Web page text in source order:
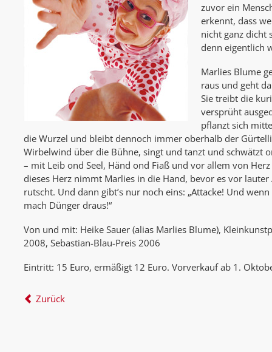
zuvor ein
erkennt, dass
nicht ganz dicht
denn eigentlich
Marlies Blume
raus und geht
Sie treibt die
versprüht
pflanzt sich
die Wurzel und bleibt dennoch immer oberhalb der
Wirbelwind über die Bühne, singt und tanzt und schwätzt
– mit Leib ond Seel, Händ ond Fiaß und vor allem von
dieses Herz nimmt Marlies in die Hand, bevor es vor lauter
rutscht. Und dann gibt’s nur noch eins: „Attacke! Und
mach Dünger draus!“
Von und mit: Heike Sauer (alias Marlies Blume),
2008, Sebastian-Blau-Preis 2006
Eintritt: 15 Euro, ermäßigt 12 Euro. Vorverkauf ab 1.
Zurück